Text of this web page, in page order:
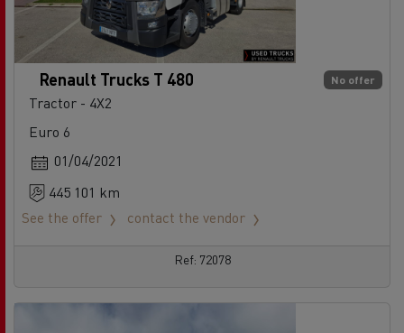
No offer
Renault Trucks T 480
Tractor - 4X2
Euro 6
01/04/2021
445 101 km
See the offer
contact the vendor
Ref: 72078